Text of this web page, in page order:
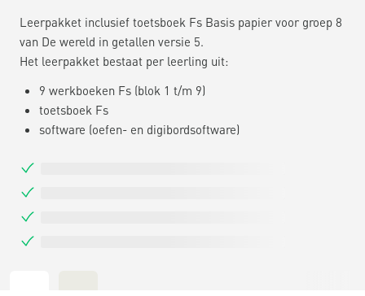
Leerpakket inclusief toetsboek Fs Basis papier voor groep 8
van De wereld in getallen versie 5.
Het leerpakket bestaat per leerling uit:
9 werkboeken Fs (blok 1 t/m 9)
toetsboek Fs
software (oefen- en digibordsoftware)